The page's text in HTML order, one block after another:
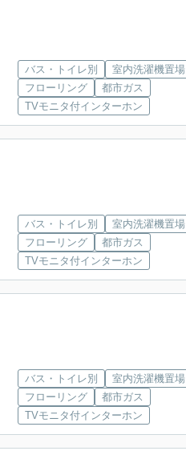
バス・トイレ別 室内洗濯機置場
フローリング
都市ガス
TVモニタ付インターホン
バス・トイレ別 室内洗濯機置場
フローリング
都市ガス
TVモニタ付インターホン
バス・トイレ別 室内洗濯機置場
フローリング
都市ガス
TVモニタ付インターホン